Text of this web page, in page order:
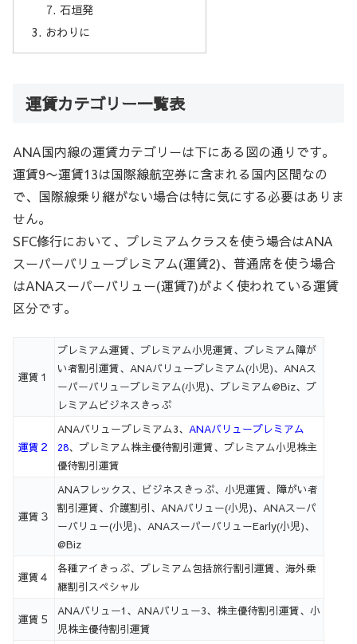
石垣発
おわりに
運賃カテゴリー一覧表
ANA国内線の運賃カテゴリーは下にある図の通りです。
運賃9〜運賃13は国際線航空券に含まれる国内区間なの
で、国際線乗り継がない場合は特に気にする必要はありま
せん。
SFC修行において、プレミアムクラスを使う場合はANA
スーパーバリュープレミアム(運賃2)、普通席を使う場合
はANAスーパーバリュー(運賃7)がよく使われている運賃
区分です。
運賃１
プレミアム運賃、プレミアム小児運賃、プレミアム障が
い者割引運賃、ANAバリュープレミアム(小児)、ANAス
ーパーバリュープレミアム(小児)、プレミアム@Biz、プ
レミアムビジネスきっぷ
運賃２
ANAバリュープレミアム3、 ANAバリュープレミアム
28、プレミアム株主優待割引運賃、プレミアム小児株主
優待割引運賃
運賃３
ANAフレックス、ビジネスきっぷ、小児運賃、障がい者
割引運賃、介護割引、ANAバリュー(小児)、ANAスーパ
ーバリュー(小児)、ANAスーパーバリューEarly(小児)、
@Biz
運賃４
各種アイきっぷ、プレミアム包括旅行割引運賃、海外乗
継割引スペシャル
運賃５
ANAバリュー1、ANAバリュー3、株主優待割引運賃、小
児株主優待割引運賃